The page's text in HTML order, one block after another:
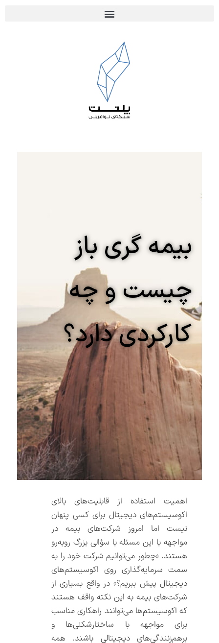
بیمه گری باز
چیست و چه
کارکردی دارد؟
اهمیت استفاده از قابلیت‌های بالای
اکوسیستم‌های دیجیتال برای کسی پنهان
نیست اما امروز شرکت‌های بیمه در
مواجهه با این مسئله با سؤالی بزرگ روبه‌رو
هستند. «چطور می‌توانیم شرکت خود را به
سمت سرمایه‌گذاری روی اکوسیستم‌های
دیجیتال پیش ببریم؟» در واقع بسیاری از
شرکت‌های بیمه به این نکته واقف هستند
که اکوسیستم‌ها می‌توانند راهکاری مناسب
برای مواجهه با ساختارشکنی‌ها و
برهم‌زنندگی‌های دیجیتالی باشند. همه